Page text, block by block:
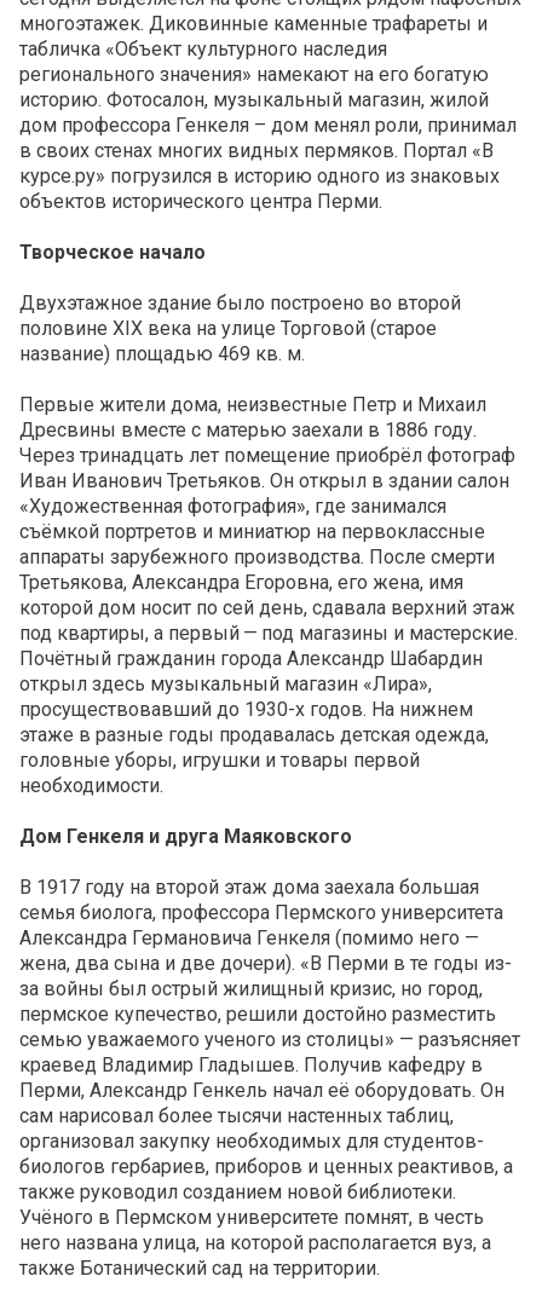
многоэтажек. Диковинные каменные трафареты и
табличка «Объект культурного наследия
регионального значения» намекают на его богатую
историю. Фотосалон, музыкальный магазин, жилой
дом профессора Генкеля – дом менял роли, принимал
в своих стенах многих видных пермяков. Портал «В
курсе.ру» погрузился в историю одного из знаковых
объектов исторического центра Перми.
Творческое начало
Двухэтажное здание было построено во второй
половине XIX века на улице Торговой (старое
название) площадью 469 кв. м.
Первые жители дома, неизвестные Петр и Михаил
Дресвины вместе с матерью заехали в 1886 году.
Через тринадцать лет помещение приобрёл фотограф
Иван Иванович Третьяков. Он открыл в здании салон
«Художественная фотография», где занимался
съёмкой портретов и миниатюр на первоклассные
аппараты зарубежного производства. После смерти
Третьякова, Александра Егоровна, его жена, имя
которой дом носит по сей день, сдавала верхний этаж
под квартиры, а первый — под магазины и мастерские.
Почётный гражданин города Александр Шабардин
открыл здесь музыкальный магазин «Лира»,
просуществовавший до 1930-х годов. На нижнем
этаже в разные годы продавалась детская одежда,
головные уборы, игрушки и товары первой
необходимости.
Дом Генкеля и друга Маяковского
В 1917 году на второй этаж дома заехала большая
семья биолога, профессора Пермского университета
Александра Германовича Генкеля (помимо него —
жена, два сына и две дочери). «В Перми в те годы из-
за войны был острый жилищный кризис, но город,
пермское купечество, решили достойно разместить
семью уважаемого ученого из столицы» — разъясняет
краевед Владимир Гладышев. Получив кафедру в
Перми, Александр Генкель начал её оборудовать. Он
сам нарисовал более тысячи настенных таблиц,
организовал закупку необходимых для студентов-
биологов гербариев, приборов и ценных реактивов, а
также руководил созданием новой библиотеки.
Учёного в Пермском университете помнят, в честь
него названа улица, на которой располагается вуз, а
также Ботанический сад на территории.